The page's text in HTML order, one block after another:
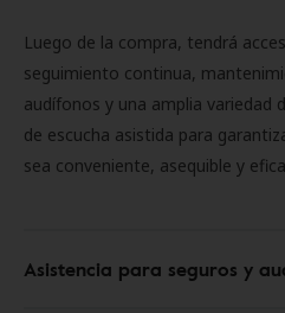
Luego de la compra, tendrá
seguimiento continua,
audífonos y una amplia variedad
de escucha asistida para
sea conveniente, asequible y
Asistencia para seguros y